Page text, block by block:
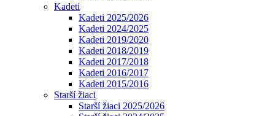
Kadeti
Kadeti 2025/2026
Kadeti 2024/2025
Kadeti 2019/2020
Kadeti 2018/2019
Kadeti 2017/2018
Kadeti 2016/2017
Kadeti 2015/2016
Starší žiaci
Starší žiaci 2025/2026